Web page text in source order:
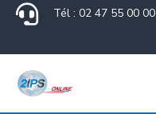
 Tél : 02 47 55 00 00